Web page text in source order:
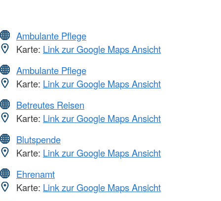
Ambulante Pflege
Karte: Link zur Google Maps Ansicht
Ambulante Pflege
Karte: Link zur Google Maps Ansicht
Betreutes Reisen
Karte: Link zur Google Maps Ansicht
Blutspende
Karte: Link zur Google Maps Ansicht
Ehrenamt
Karte: Link zur Google Maps Ansicht